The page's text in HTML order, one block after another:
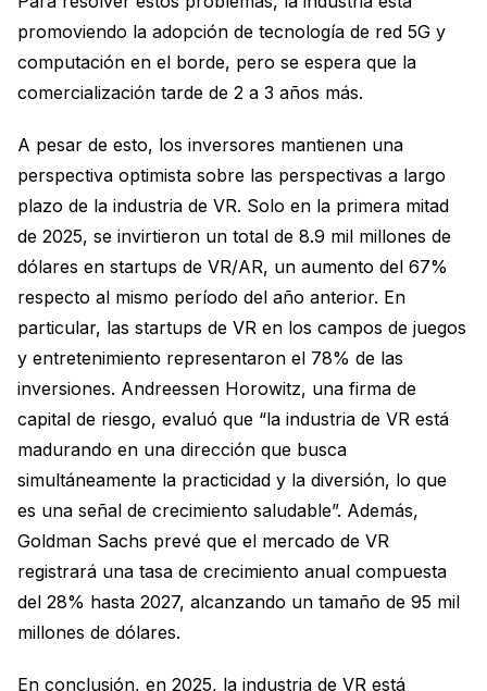
promoviendo la adopción de tecnología de red 5G y
computación en el borde, pero se espera que la
comercialización tarde de 2 a 3 años más.
A pesar de esto, los inversores mantienen una
perspectiva optimista sobre las perspectivas a largo
plazo de la industria de VR. Solo en la primera mitad
de 2025, se invirtieron un total de 8.9 mil millones de
dólares en startups de VR/AR, un aumento del 67%
respecto al mismo período del año anterior. En
particular, las startups de VR en los campos de juegos
y entretenimiento representaron el 78% de las
inversiones. Andreessen Horowitz, una firma de
capital de riesgo, evaluó que “la industria de VR está
madurando en una dirección que busca
simultáneamente la practicidad y la diversión, lo que
es una señal de crecimiento saludable”. Además,
Goldman Sachs prevé que el mercado de VR
registrará una tasa de crecimiento anual compuesta
del 28% hasta 2027, alcanzando un tamaño de 95 mil
millones de dólares.
En conclusión, en 2025, la industria de VR está